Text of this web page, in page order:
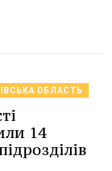
ОБЛАСТЬ
14